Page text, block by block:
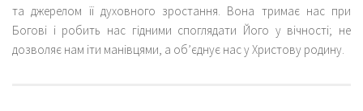
та джерелом її духовного зростання. Вона тримає нас при
Богові і робить нас гідними споглядати Його у вічності; не
дозволяє нам іти манівцями, а об’єднує нас у Христову родину.